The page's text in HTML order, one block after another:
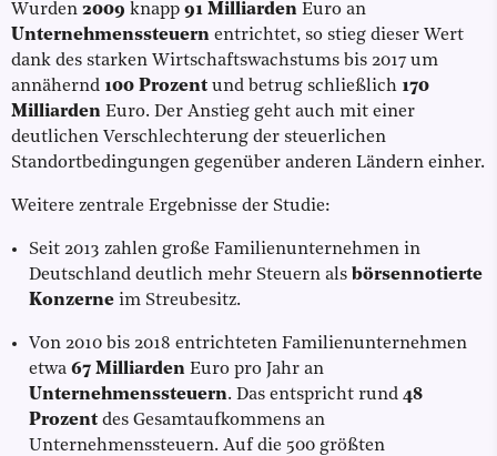
Wurden 2009 knapp 91 Milliarden Euro an
Unternehmenssteuern entrichtet, so stieg dieser Wert
dank des starken Wirtschaftswachstums bis 2017 um
annähernd 100 Prozent und betrug schließlich 170
Milliarden Euro. Der Anstieg geht auch mit einer
deutlichen Verschlechterung der steuerlichen
Standortbedingungen gegenüber anderen Ländern einher.
Weitere zentrale Ergebnisse der Studie:
Seit 2013 zahlen große Familienunternehmen in
Deutschland deutlich mehr Steuern als börsennotierte
Konzerne im Streubesitz.
Von 2010 bis 2018 entrichteten Familienunternehmen
etwa 67 Milliarden Euro pro Jahr an
Unternehmenssteuern. Das entspricht rund 48
Prozent des Gesamtaufkommens an
Unternehmenssteuern. Auf die 500 größten